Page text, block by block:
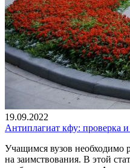
19.09.2022
Антиплагиат кфу: проверка
Учащимся вузов необходимо
на заимствования. В этой